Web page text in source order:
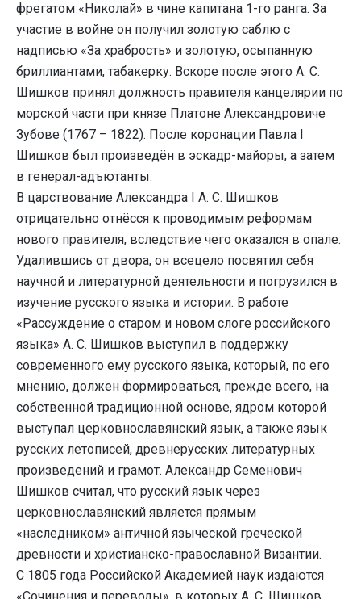
фрегатом «Николай» в чине капитана 1-го ранга. За
участие в войне он получил золотую саблю с
надписью «За храбрость» и золотую, осыпанную
бриллиантами, табакерку. Вскоре после этого А. С.
Шишков принял должность правителя канцелярии по
морской части при князе Платоне Александровиче
Зубове (1767 – 1822). После коронации Павла I
Шишков был произведён в эскадр-майоры, а затем
в генерал-адъютанты.
В царствование Александра I А. С. Шишков
отрицательно отнёсся к проводимым реформам
нового правителя, вследствие чего оказался в опале.
Удалившись от двора, он всецело посвятил себя
научной и литературной деятельности и погрузился в
изучение русского языка и истории. В работе
«Рассуждение о старом и новом слоге российского
языка» А. С. Шишков выступил в поддержку
современного ему русского языка, который, по его
мнению, должен формироваться, прежде всего, на
собственной традиционной основе, ядром которой
выступал церковнославянский язык, а также язык
русских летописей, древнерусских литературных
произведений и грамот. Александр Семенович
Шишков считал, что русский язык через
церковнославянский является прямым
«наследником» античной языческой греческой
древности и христианско-православной Византии.
С 1805 года Российской Академией наук издаются